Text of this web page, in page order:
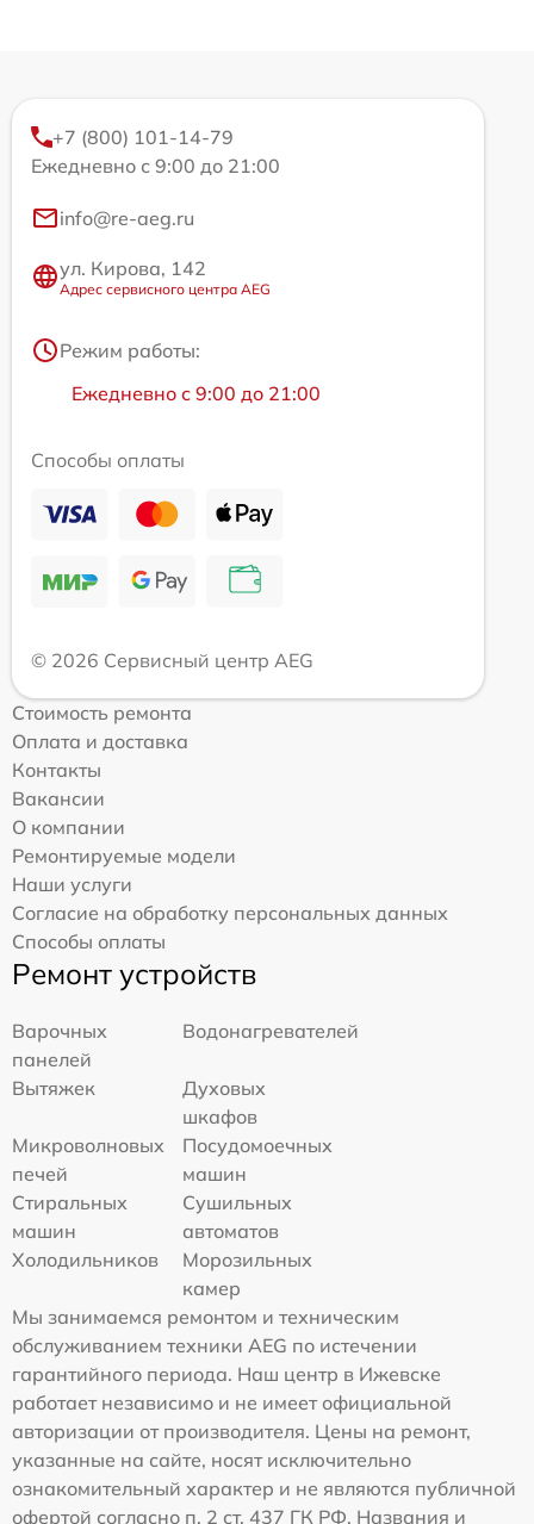
+7 (800) 101-14-79
Ежедневно с 9:00 до 21:00
info@re-aeg.ru
ул. Кирова, 142
Адрес сервисного центра AEG
Режим работы:
Ежедневно с 9:00 до 21:00
Способы оплаты
© 2026 Сервисный центр AEG
Стоимость ремонта
Оплата и доставка
Контакты
Вакансии
О компании
Ремонтируемые модели
Наши услуги
Согласие на обработку персональных данных
Способы оплаты
Ремонт устройств
Варочных
панелей
Водонагревателей
Вытяжек
Духовых
шкафов
Микроволновых
печей
Посудомоечных
машин
Стиральных
машин
Сушильных
автоматов
Холодильников
Морозильных
камер
Мы занимаемся ремонтом и техническим
обслуживанием техники AEG по истечении
гарантийного периода. Наш центр в Ижевске
работает независимо и не имеет официальной
авторизации от производителя. Цены на ремонт,
указанные на сайте, носят исключительно
ознакомительный характер и не являются публичной
офертой согласно п. 2 ст. 437 ГК РФ. Названия и